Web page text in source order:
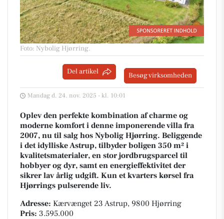
Foto: Nybolig Hjørring.
Del artikel Besøg virksomheden
Mandag d. 24. nov. 2025 - kl. 10:01
Oplev den perfekte kombination af charme og
moderne komfort i denne imponerende villa fra
2007, nu til salg hos Nybolig Hjørring. Beliggende
i det idylliske Astrup, tilbyder boligen 350 m² i
kvalitetsmaterialer, en stor jordbrugsparcel til
hobbyer og dyr, samt en energieffektivitet der
sikrer lav årlig udgift. Kun et kvarters kørsel fra
Hjørrings pulserende liv.
Adresse: Kærvænget 23 Astrup, 9800 Hjørring
Pris: 3.595.000